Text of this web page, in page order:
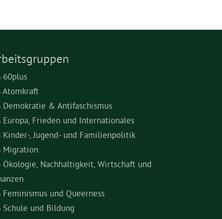
60plus
Atomkraft
Demokratie & Antifaschismus
Europa, Frieden und Internationales
Kinder-, Jugend- und Familienpolitik
Migration
Ökologie, Nachhaltigkeit, Wirtschaft und
Feminismus und Queerness
Schule und Bildung